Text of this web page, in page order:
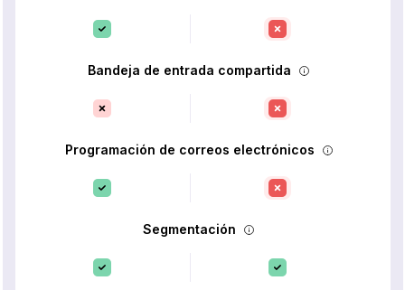
Bandeja de entrada compartida
Programación de correos electrónicos
Segmentación